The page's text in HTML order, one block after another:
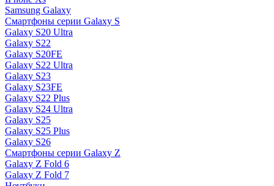
Samsung Galaxy
Смартфоны серии Galaxy S
Galaxy S20 Ultra
Galaxy S22
Galaxy S20FE
Galaxy S22 Ultra
Galaxy S23
Galaxy S23FE
Galaxy S22 Plus
Galaxy S24 Ultra
Galaxy S25
Galaxy S25 Plus
Galaxy S26
Смартфоны серии Galaxy Z
Galaxy Z Fold 6
Galaxy Z Fold 7